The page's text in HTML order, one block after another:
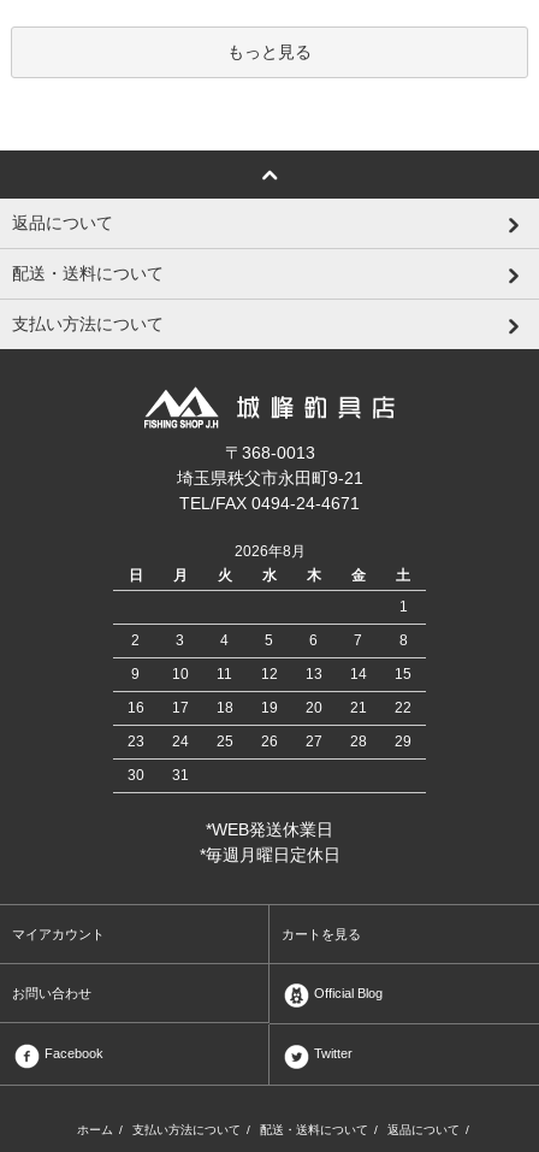
もっと見る
返品について
配送・送料について
支払い方法について
〒368-0013
埼玉県秩父市永田町9-21
TEL/FAX 0494-24-4671
2026年8月
日
月 火 水 木 金
土
1
2
3 4 5 6 7
8
9
10 11 12 13 14
15
16
17 18 19 20 21
22
23
24 25 26 27 28
29
30
31
*WEB発送休業日
*毎週月曜日定休日
マイアカウント カートを見る
お問い合わせ Official Blog
Facebook Twitter
ホーム / 支払い方法について / 配送・送料について / 返品について /